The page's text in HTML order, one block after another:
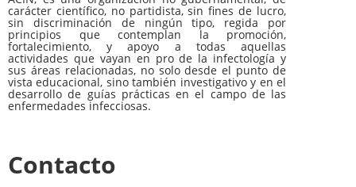
carácter científico, no partidista, sin fines de lucro,
sin discriminación de ningún tipo, regida por
principios que contemplan la promoción,
fortalecimiento, y apoyo a todas aquellas
actividades que vayan en pro de la infectología y
sus áreas relacionadas, no solo desde el punto de
vista educacional, sino también investigativo y en el
desarrollo de guías prácticas en el campo de las
enfermedades infecciosas.
Contacto